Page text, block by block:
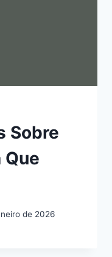
Sobre
de 2026